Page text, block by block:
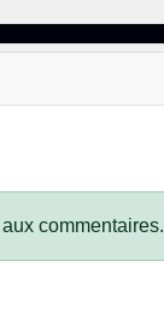
commentaires.